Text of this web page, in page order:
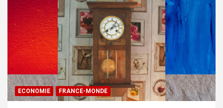
ECONOMIE FRANCE-MONDE